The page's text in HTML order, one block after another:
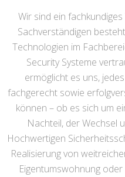
Wir sind ein
Sachverständigen
Technologien im
Security Systeme
ermöglicht es uns,
fachgerecht sowie
können – ob es sich um
Nachteil, der Wechsel
Hochwertigen
Realisierung von
Eigentumswohnung